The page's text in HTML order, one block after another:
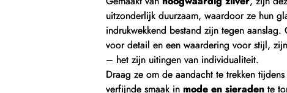
uitzonderlijk duurzaam, waardoor ze hun
indrukwekkend bestand zijn tegen
voor detail en een waardering voor stijl,
– het zijn uitingen van individualiteit.
Draag ze om de aandacht te trekken
verfijnde smaak inmode en sieraden te